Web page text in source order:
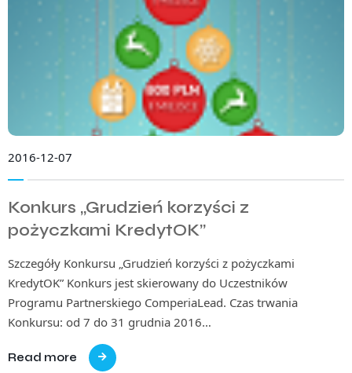
2016-12-07
Konkurs „Grudzień korzyści z
pożyczkami KredytOK”
Szczegóły Konkursu „Grudzień korzyści z pożyczkami
KredytOK” Konkurs jest skierowany do Uczestników
Programu Partnerskiego ComperiaLead. Czas trwania
Konkursu: od 7 do 31 grudnia 2016…
Read more